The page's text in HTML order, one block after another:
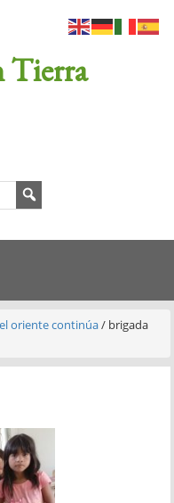
Tierra
oriente continúa/ brigada